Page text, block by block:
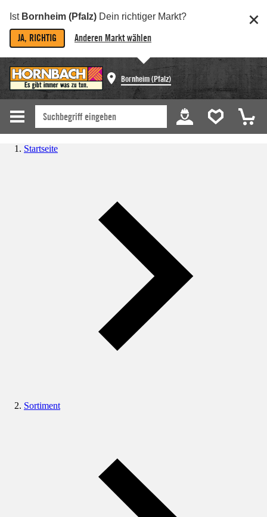
Ist Bornheim (Pfalz) Dein richtiger Markt?
JA, RICHTIG Anderen Markt wählen
Bornheim (Pfalz)
Startseite
Sortiment